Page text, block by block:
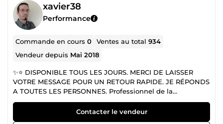
xavier38
Performance
Commande en cours0 Ventes au total934
Vendeur depuis Mai 2018
✨⭐ DISPONIBLE TOUS LES JOURS. MERCI DE LAISSER
VOTRE MESSAGE POUR UN RETOUR RAPIDE. JE RÉPONDS
A TOUTES LES PERSONNES. Professionnel de la
communication et des médias, je mets mes compétences
à votre service. Je suis diplômé d'un Master 2 en sciences
humaines obtenu à Lyon. Par la suite, j'ai acquis 10 ans
Contacter le vendeur